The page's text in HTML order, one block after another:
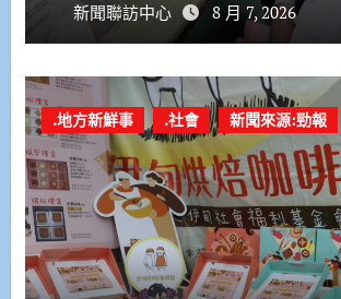
新聞聯訪中心 8 月 7, 2026
.地方新鮮事 .社會 新聞來源:勁報